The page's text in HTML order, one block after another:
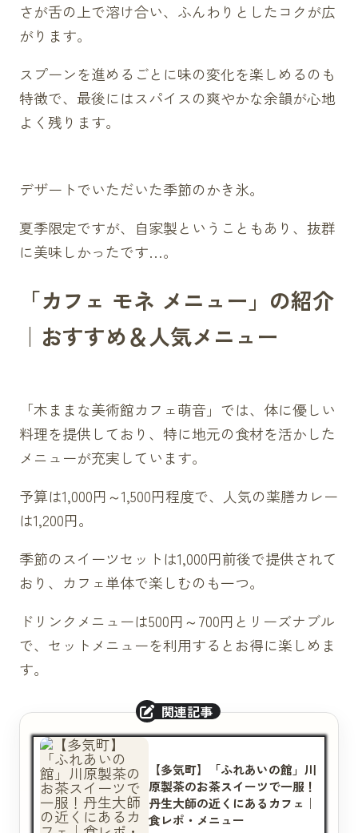
さが舌の上で溶け合い、ふんわりとしたコクが広
がります。
スプーンを進めるごとに味の変化を楽しめるのも
特徴で、最後にはスパイスの爽やかな余韻が心地
よく残ります。
デザートでいただいた季節のかき氷。
夏季限定ですが、自家製ということもあり、抜群
に美味しかったです…。
「カフェ モネ メニュー」の紹介
｜おすすめ＆人気メニュー
「木ままな美術館カフェ萌音」では、体に優しい
料理を提供しており、特に地元の食材を活かした
メニューが充実しています。
予算は1,000円～1,500円程度で、人気の薬膳カレー
は1,200円。
季節のスイーツセットは1,000円前後で提供されて
おり、カフェ単体で楽しむのも一つ。
ドリンクメニューは500円～700円とリーズナブル
で、セットメニューを利用するとお得に楽しめま
す。
【多気町】「ふれあいの館」川
原製茶のお茶スイーツで一服！
丹生大師の近くにあるカフェ｜
食レポ・メニュー